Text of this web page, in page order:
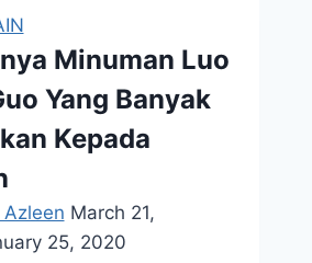
2018
Minuman Luo
Yang Banyak
Kepada
March 21,
25, 2020